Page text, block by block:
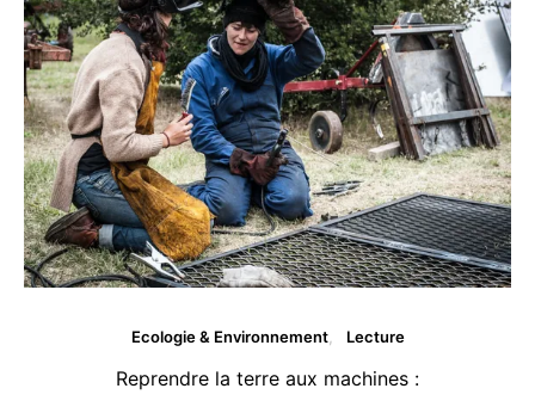
Ecologie & Environnement Lecture
Reprendre la terre aux machines :